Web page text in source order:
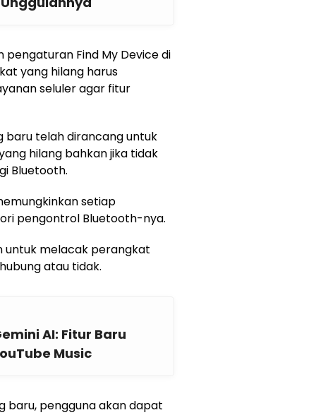
Find My Device di
yang hilang harus
seluler agar fitur
baru telah dirancang untuk
hilang bahkan jika tidak
Bluetooth.
setiap
pengontrol Bluetooth-nya.
untuk melacak perangkat
atau tidak.
AI: Fitur Baru
Music
baru, pengguna akan dapat